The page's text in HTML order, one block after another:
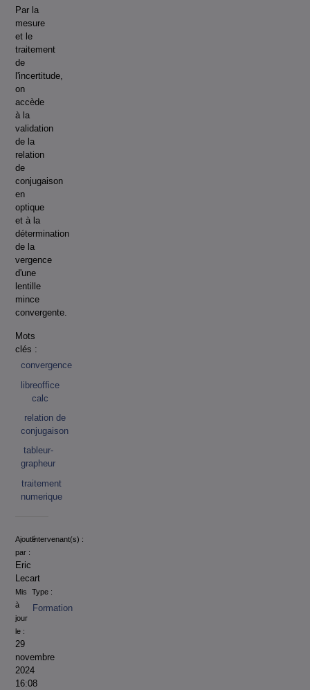
Par la
mesure
et le
traitement
de
l'incertitude,
on
accède
à la
validation
de la
relation
de
conjugaison
en
optique
et à la
détermination
de la
vergence
d'une
lentille
mince
convergente.
Mots
clés :
convergence
libreoffice
calc
relation de
conjugaison
tableur-
grapheur
traitement
numerique
Informations
Ajouté
par :
Eric
Lecart
Intervenant(s) :
Mis
à
jour
le :
29
novembre
2024
16:08
Type :
Formation